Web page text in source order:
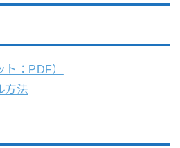
：PDF）
方法